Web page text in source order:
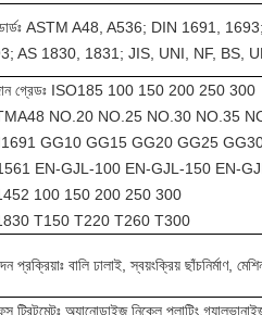
ASTM A48, A536; DIN 1691,
AS 1830, 1831; JIS, UNI, NF, BS,
গ্রেডঃ ISO185 100 150 200 250 300
NO.20 NO.25 NO.30 NO.35
GG10 GG15 GG20 GG25
EN-GJL-100 EN-GJL-150 EN-
100 150 200 250 300
T150 T220 T260 T300
প্রক্রিয়াঃ বালি ঢালাই, স্বয়ংক্রিয় ছাঁচনির্মাণ,
ট্রিটমেন্টঃ অ্যানোডাইজ,নিকেল